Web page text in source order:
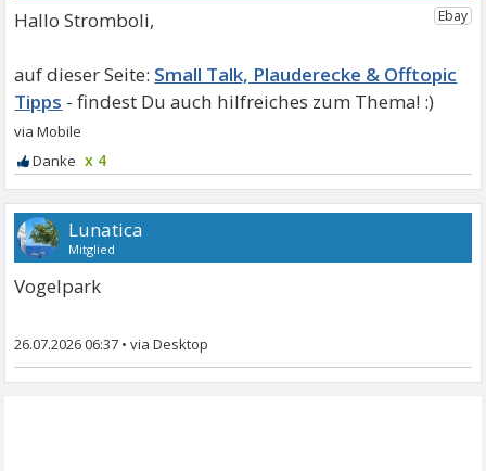
Hallo Stromboli,
Small Talk, Plauderecke & Offtopic
Tipps
x 4
Lunatica
Mitglied
Vogelpark
26.07.2026 06:37 •